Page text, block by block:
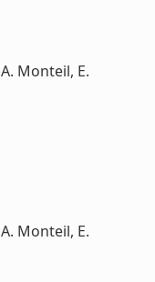
Monteil, E.
Monteil, E.